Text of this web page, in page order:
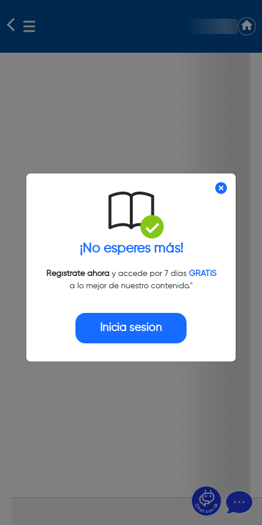
¡No esperes más!
Regístrate ahoray accede por 7 días GRATIS
a lo mejor de nuestro contenido."
Inicia sesión